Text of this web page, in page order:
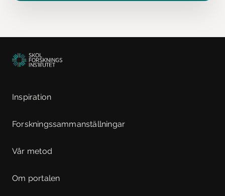
Inspiration
Forskningssammanställningar
Vår metod
Om portalen